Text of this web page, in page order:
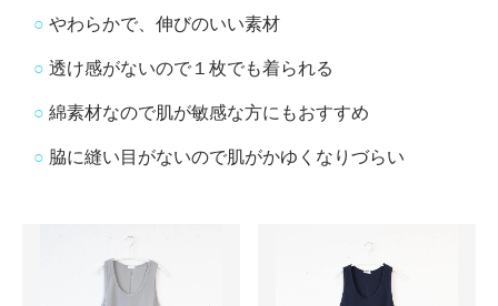
○ やわらかで、伸びのいい素材
○ 透け感がないので１枚でも着られる
○ 綿素材なので肌が敏感な方にもおすすめ
○ 脇に縫い目がないので肌がかゆくなりづらい